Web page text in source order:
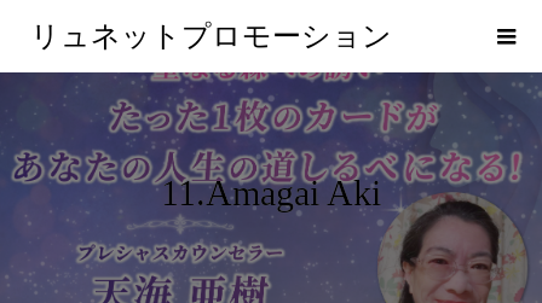
リュネットプロモーション
11.Amagai Aki